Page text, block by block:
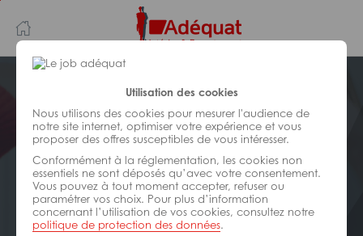
Utilisation des cookies
Nous utilisons des cookies pour mesurer l'audience de
notre site internet, optimiser votre expérience et vous
proposer des offres susceptibles de vous intéresser.
Conformément à la réglementation, les cookies non
essentiels ne sont déposés qu’avec votre consentement.
Vous pouvez à tout moment accepter, refuser ou
paramétrer vos choix. Pour plus d’information
concernant l’utilisation de vos cookies, consultez notre
politique de protection des données.
au
contenu
principal
navigation
LOGISTIQUE
Réf : Z59-309813
Preparateur de commandes
CACES 5